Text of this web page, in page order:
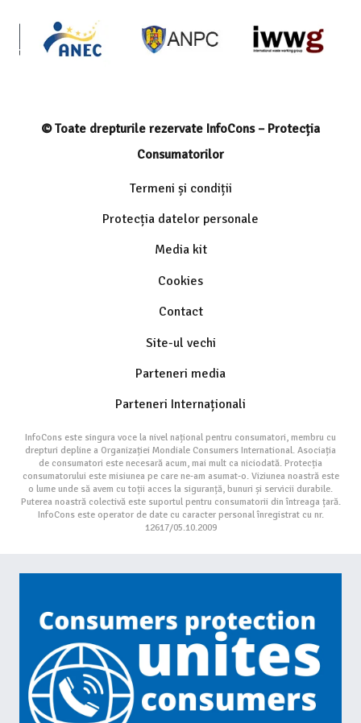
© Toate drepturile rezervate InfoCons – Protecția
Consumatorilor
Termeni și condiții
Protecția datelor personale
Media kit
Cookies
Contact
Site-ul vechi
Parteneri media
Parteneri Internaționali
InfoCons este singura voce la nivel național pentru consumatori, membru cu
drepturi depline a Organizației Mondiale Consumers International. Asociația
de consumatori este necesară acum, mai mult ca niciodată. Protecția
consumatorului este misiunea pe care ne-am asumat-o. Viziunea noastră este
o lume unde să avem cu toții acces la siguranță, bunuri și servicii durabile.
Puterea noastră colectivă este suportul pentru consumatorii din întreaga țară.
InfoCons este operator de date cu caracter personal înregistrat cu nr.
12617/05.10.2009